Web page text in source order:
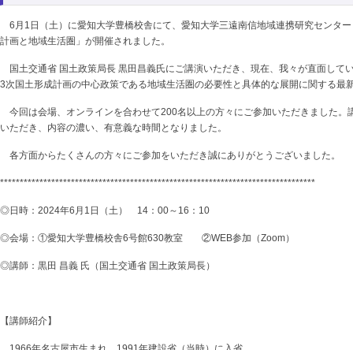
6月1日（土）に愛知大学豊橋校舎にて、愛知大学三遠南信地域連携研究センタ
計画と地域生活圏」が開催されました。
国土交通省 国土政策局長 黒田昌義氏にご講演いただき、現在、我々が直面して
3次国土形成計画の中心政策である地域生活圏の必要性と具体的な展開に関する最
今回は会場、オンラインを合わせて200名以上の方々にご参加いただきました。
いただき、内容の濃い、有意義な時間となりました。
各方面からたくさんの方々にご参加をいただき誠にありがとうございました。
********************************************************************************
◎日時：2024年6月1日（土） 14：00～16：10
◎会場：①愛知大学豊橋校舎6号館630教室 ②WEB参加（Zoom）
◎講師：黒田 昌義 氏（国土交通省 国土政策局長）
【講師紹介】